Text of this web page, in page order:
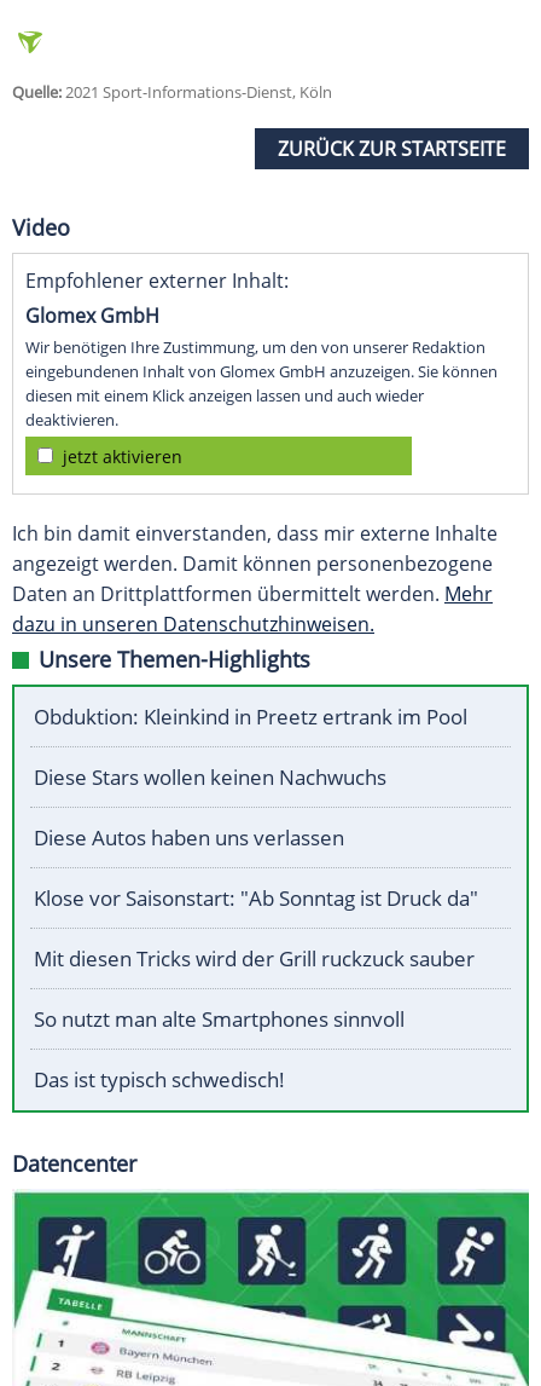
Quelle:2021 Sport-Informations-Dienst, Köln
ZURÜCK ZUR STARTSEITE
Video
Empfohlener externer Inhalt:
Glomex GmbH
Wir benötigen Ihre Zustimmung, um den von unserer Redaktion
eingebundenen Inhalt von Glomex GmbH anzuzeigen. Sie können
diesen mit einem Klick anzeigen lassen und auch wieder
deaktivieren.
jetzt aktivieren
Ich bin damit einverstanden, dass mir externe Inhalte
angezeigt werden. Damit können personenbezogene
Daten an Drittplattformen übermittelt werden. Mehr
dazu in unseren Datenschutzhinweisen.
Unsere Themen-Highlights
Obduktion: Kleinkind in Preetz ertrank im Pool
Diese Stars wollen keinen Nachwuchs
Diese Autos haben uns verlassen
Klose vor Saisonstart: "Ab Sonntag ist Druck da"
Mit diesen Tricks wird der Grill ruckzuck sauber
So nutzt man alte Smartphones sinnvoll
Das ist typisch schwedisch!
Datencenter